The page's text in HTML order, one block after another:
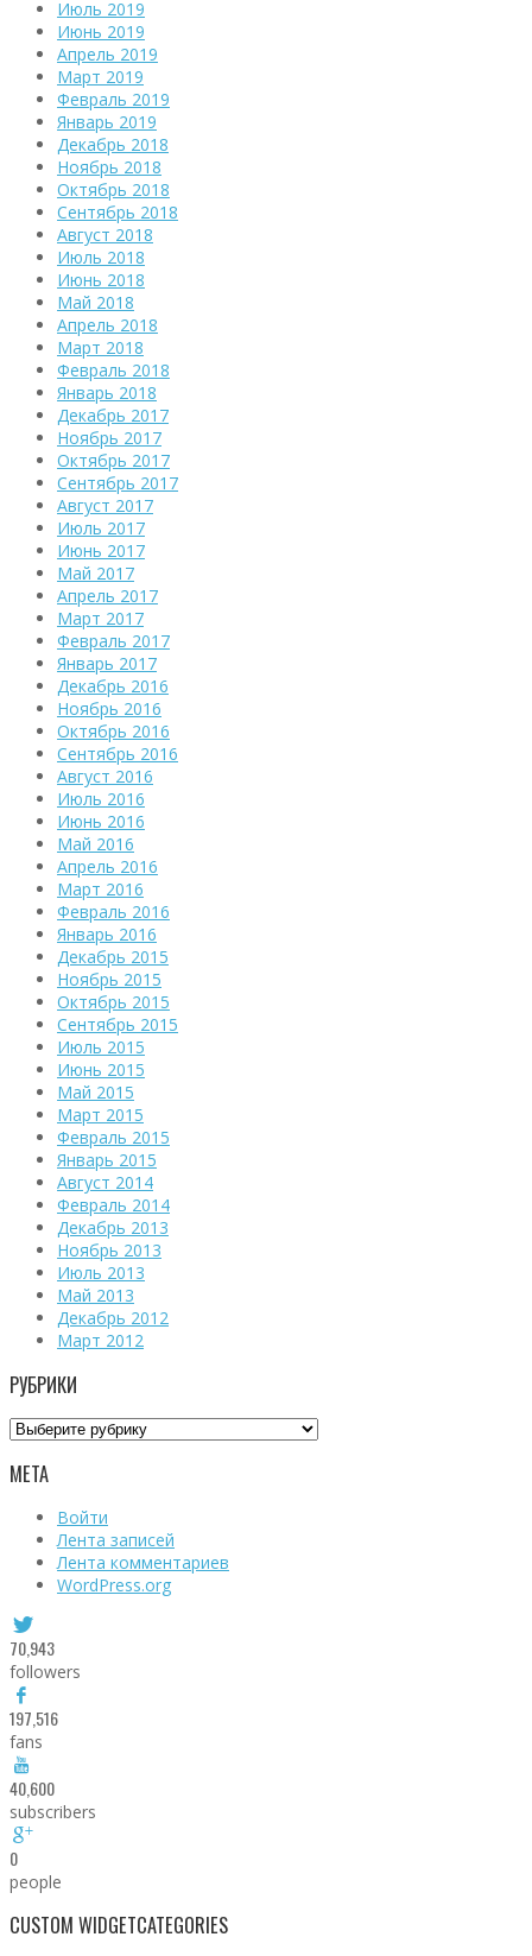
Июль 2019
Июнь 2019
Апрель 2019
Март 2019
Февраль 2019
Январь 2019
Декабрь 2018
Ноябрь 2018
Октябрь 2018
Сентябрь 2018
Август 2018
Июль 2018
Июнь 2018
Май 2018
Апрель 2018
Март 2018
Февраль 2018
Январь 2018
Декабрь 2017
Ноябрь 2017
Октябрь 2017
Сентябрь 2017
Август 2017
Июль 2017
Июнь 2017
Май 2017
Апрель 2017
Март 2017
Февраль 2017
Январь 2017
Декабрь 2016
Ноябрь 2016
Октябрь 2016
Сентябрь 2016
Август 2016
Июль 2016
Июнь 2016
Май 2016
Апрель 2016
Март 2016
Февраль 2016
Январь 2016
Декабрь 2015
Ноябрь 2015
Октябрь 2015
Сентябрь 2015
Июль 2015
Июнь 2015
Май 2015
Март 2015
Февраль 2015
Январь 2015
Август 2014
Февраль 2014
Декабрь 2013
Ноябрь 2013
Июль 2013
Май 2013
Декабрь 2012
Март 2012
РУБРИКИ
Рубрики
МЕТА
Войти
Лента записей
Лента комментариев
WordPress.org
70,943
followers
197,516
fans
40,600
subscribers
0
people
CUSTOM WIDGETCATEGORIES